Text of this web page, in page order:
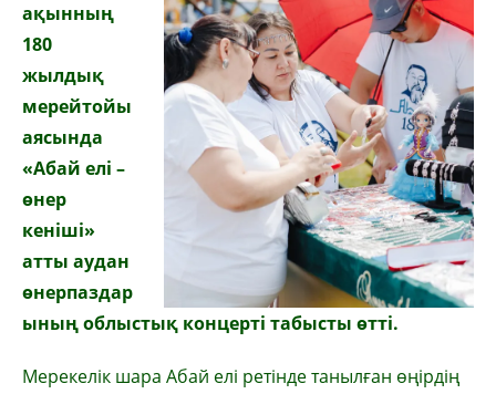
ақынның
180
жылдық
мерейтойы
аясында
«Абай елі –
өнер
кеніші»
атты аудан
өнерпаздар
ының облыстық концерті табысты өтті.
Мерекелік шара Абай елі ретінде танылған өңірдің